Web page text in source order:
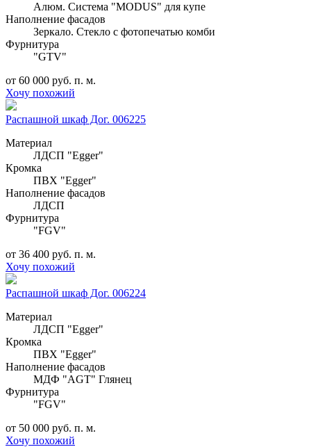
Алюм. Система "MODUS" для купе
Наполнение фасадов
Зеркало. Стекло с фотопечатью комби
Фурнитура
"GTV"
от 60 000 руб. п. м.
Хочу похожий
Распашной шкаф Дог. 006225
Материал
ЛДСП "Egger"
Кромка
ПВХ "Egger"
Наполнение фасадов
ЛДСП
Фурнитура
"FGV"
от 36 400 руб. п. м.
Хочу похожий
Распашной шкаф Дог. 006224
Материал
ЛДСП "Egger"
Кромка
ПВХ "Egger"
Наполнение фасадов
МДФ "AGT" Глянец
Фурнитура
"FGV"
от 50 000 руб. п. м.
Хочу похожий